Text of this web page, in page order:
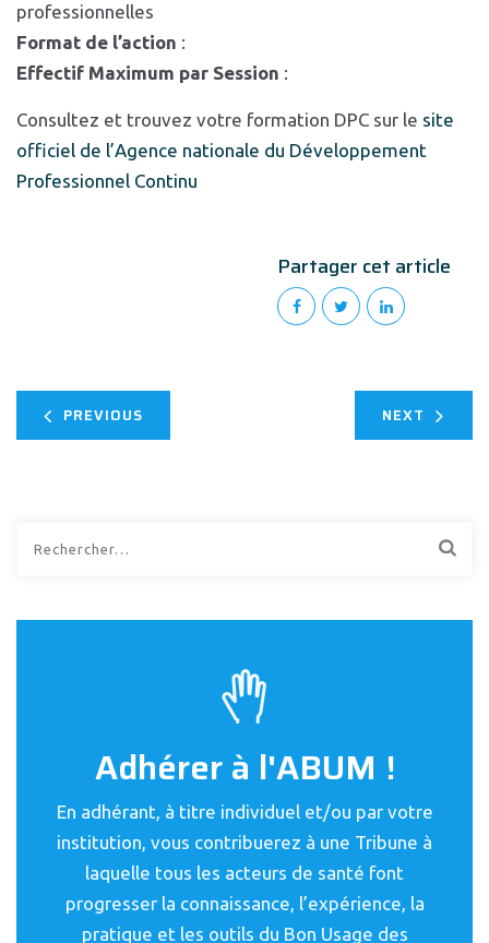
professionnelles
Format de l’action :
Effectif Maximum par Session :
Consultez et trouvez votre formation DPC sur le site
officiel de l’Agence nationale du Développement
Professionnel Continu
Partager cet article
PREVIOUS NEXT
Adhérer à l'ABUM !
En adhérant, à titre individuel et/ou par votre
institution, vous contribuerez à une Tribune à
laquelle tous les acteurs de santé font
progresser la connaissance, l’expérience, la
pratique et les outils du Bon Usage des